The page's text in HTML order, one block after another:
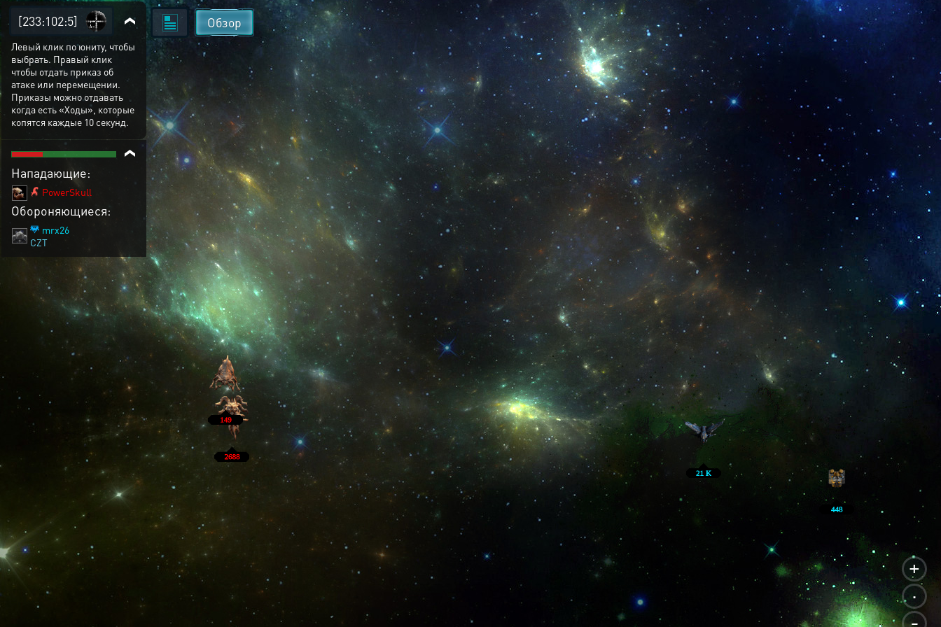
+
.
-
Обзор
[233:102:5]
Левый клик по юниту, чтобы
выбрать. Правый клик
чтобы отдать приказ об
атаке или перемещении.
Приказы можно отдавать
когда есть «Ходы», которые
копятся каждые 10 секунд.
Нападающие:
PowerSkull
Обороняющиеся:
mrx26
CZT